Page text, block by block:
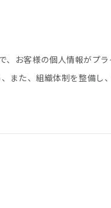
お客様の個人情報がプ
また、組織体制を整備